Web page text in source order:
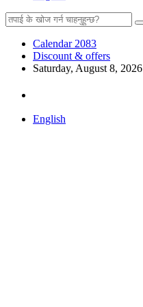
Calendar 2083
Discount & offers
Saturday, August 8, 2026
English